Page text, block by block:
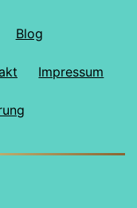
Blog
Impressum